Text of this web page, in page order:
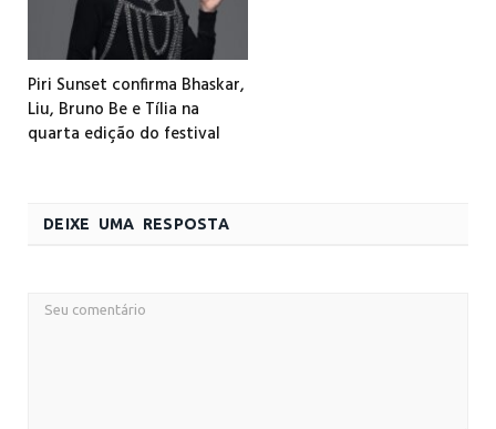
Piri Sunset confirma Bhaskar,
Liu, Bruno Be e Tília na
quarta edição do festival
DEIXE UMA RESPOSTA